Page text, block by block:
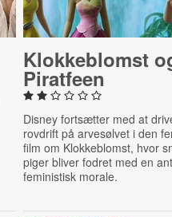
Klok­ke­blomst
Piratfeen
Disney fortsætter med at
rovdrift på arvesølvet i den
film om Klokkeblomst, hvor
piger bliver fodret med en
feministisk morale.